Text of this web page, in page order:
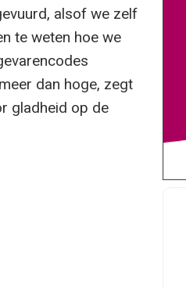
alsof we zelf
te weten hoe we
dan hoge, zegt
gladheid op de